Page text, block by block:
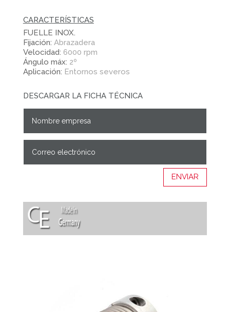
CARACTERÍSTICAS
FUELLE INOX.
Fijación: Abrazadera
Velocidad: 6000 rpm
Ángulo máx: 2º
Aplicación: Entornos severos
DESCARGAR LA FICHA TÉCNICA
ENVIAR